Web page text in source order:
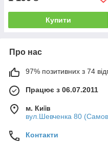
Купити
Про нас
97% позитивних з 74
Працює з 06.07.2011
м. Київ
вул.Шевченка 80
Контакти